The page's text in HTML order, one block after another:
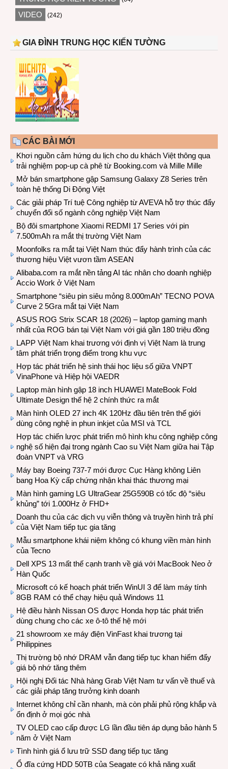
VIDEO (242)
GIA ĐÌNH TRUNG HỌC KIẾN TƯỜNG
CÁC BÀI MỚI
Khơi nguồn cảm hứng du lịch cho du khách Việt thông qua
trải nghiệm pop-up cà phê từ Booking.com và Mille Mille
Mở bán smartphone gập Samsung Galaxy Z8 Series trên
toàn hệ thống Di Động Việt
Các giải pháp Trí tuệ Công nghiệp từ AVEVA hỗ trợ thúc đẩy
chuyển đổi số ngành công nghiệp Việt Nam
Bộ đôi smartphone Xiaomi REDMI 17 Series với pin
7.500mAh ra mắt thị trường Việt Nam
Moonfolks ra mắt tại Việt Nam thúc đẩy hành trình của các
thương hiệu Việt vươn tầm ASEAN
Alibaba.com ra mắt nền tảng AI tác nhân cho doanh nghiệp
Accio Work ở Việt Nam
Smartphone “siêu pin siêu mỏng 8.000mAh” TECNO POVA
Curve 2 5Gra mắt tại Việt Nam
ASUS ROG Strix SCAR 18 (2026) – laptop gaming mạnh
nhất của ROG bán tại Việt Nam với giá gần 180 triệu đồng
LAPP Việt Nam khai trương với định vị Việt Nam là trung
tâm phát triển trọng điểm trong khu vực
Hợp tác phát triển hệ sinh thái học liệu số giữa VNPT
VinaPhone và Hiệp hội VAEDR
Laptop màn hình gập 18 inch HUAWEI MateBook Fold
Ultimate Design thế hệ 2 chính thức ra mắt
Màn hình OLED 27 inch 4K 120Hz đầu tiên trên thế giới
dùng công nghệ in phun inkjet của MSI và TCL
Hợp tác chiến lược phát triển mô hình khu công nghiệp công
nghệ số hiện đại trong ngành Cao su Việt Nam giữa hai Tập
đoàn VNPT và VRG
Máy bay Boeing 737-7 mới được Cục Hàng không Liên
bang Hoa Kỳ cấp chứng nhận khai thác thương mại
Màn hình gaming LG UltraGear 25G590B có tốc độ “siêu
khủng” tới 1.000Hz ở FHD+
Doanh thu của các dịch vụ viễn thông và truyền hình trả phí
của Việt Nam tiếp tục gia tăng
Mẫu smartphone khái niệm không có khung viền màn hình
của Tecno
Dell XPS 13 mất thế cạnh tranh về giá với MacBook Neo ở
Hàn Quốc
Microsoft có kế hoạch phát triển WinUI 3 để làm máy tính
8GB RAM có thể chạy hiệu quả Windows 11
Hệ điều hành Nissan OS được Honda hợp tác phát triển
dùng chung cho các xe ô-tô thế hệ mới
21 showroom xe máy điện VinFast khai trương tại
Philippines
Thị trường bộ nhớ DRAM vẫn đang tiếp tục khan hiếm đẩy
giá bộ nhớ tăng thêm
Hội nghị Đối tác Nhà hàng Grab Việt Nam tư vấn về thuế và
các giải pháp tăng trưởng kinh doanh
Internet không chỉ cần nhanh, mà còn phải phủ rộng khắp và
ổn định ở mọi góc nhà
TV OLED cao cấp được LG lần đầu tiên áp dụng bảo hành 5
năm ở Việt Nam
Tình hình giá ổ lưu trữ SSD đang tiếp tục tăng
Ổ đĩa cứng HDD 50TB của Seagate có khả năng xuất